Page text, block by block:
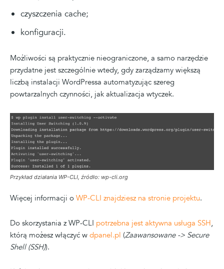
czyszczenia cache;
konfiguracji.
Możliwości są praktycznie nieograniczone, a samo narzędzie
przydatne jest szczególnie wtedy, gdy zarządzamy większą
liczbą instalacji WordPressa automatyzując szereg
powtarzalnych czynności, jak aktualizacja wtyczek.
Przykład działania WP-CLI, źródło: wp-cli.org
Więcej informacji o WP-CLI znajdziesz na stronie projektu.
Do skorzystania z WP-CLI potrzebna jest aktywna usługa SSH,
którą możesz włączyć w dpanel.pl (Zaawansowane -> Secure
Shell (SSH)).